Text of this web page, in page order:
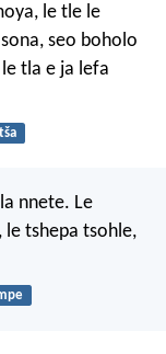
le tle le
seo boholo
tla e ja lefa
nnete. Le
le tshepa tsohle,